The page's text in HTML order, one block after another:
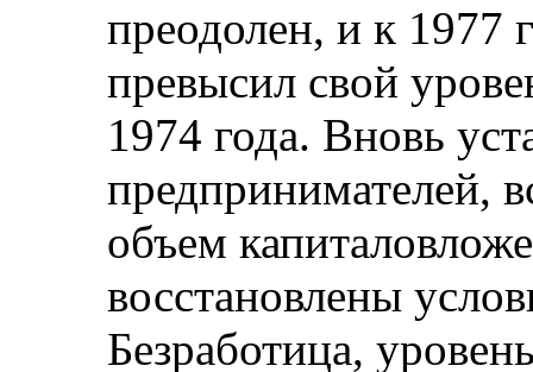
преодолен, и к 1977
превысил свой
1974 года. Вновь
предпринимателей,
объем
восстановлены
Безработица,